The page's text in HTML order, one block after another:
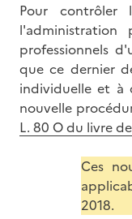
Pour contrôler
l'administration
professionnels
que ce dernier
individuelle et à
nouvelle
L. 80 O du livre
Ces
2018.